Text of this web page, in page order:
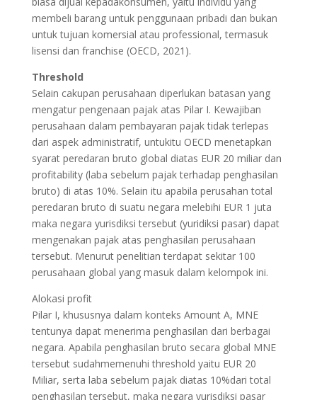
membeli barang untuk penggunaan pribadi dan bukan
untuk tujuan komersial atau professional, termasuk
lisensi dan franchise (OECD, 2021).
Threshold
Selain cakupan perusahaan diperlukan batasan yang
mengatur pengenaan pajak atas Pilar I. Kewajiban
perusahaan dalam pembayaran pajak tidak terlepas
dari aspek administratif, untukitu OECD menetapkan
syarat peredaran bruto global diatas EUR 20 miliar dan
profitability (laba sebelum pajak terhadap penghasilan
bruto) di atas 10%. Selain itu apabila perusahan total
peredaran bruto di suatu negara melebihi EUR 1 juta
maka negara yurisdiksi tersebut (yuridiksi pasar) dapat
mengenakan pajak atas penghasilan perusahaan
tersebut. Menurut penelitian terdapat sekitar 100
perusahaan global yang masuk dalam kelompok ini.
Alokasi profit
Pilar I, khususnya dalam konteks Amount A, MNE
tentunya dapat menerima penghasilan dari berbagai
negara. Apabila penghasilan bruto secara global MNE
tersebut sudahmemenuhi threshold yaitu EUR 20
Miliar, serta laba sebelum pajak diatas 10%dari total
penghasilan tersebut, maka negara yurisdiksi pasar